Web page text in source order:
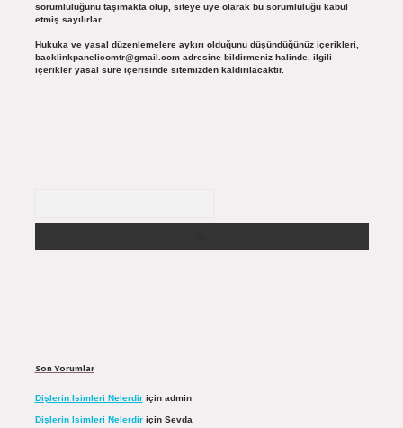
sorumluluğunu taşımakta olup, siteye üye olarak bu sorumluluğu kabul
etmiş sayılırlar.
Hukuka ve yasal düzenlemelere aykırı olduğunu düşündüğünüz içerikleri,
backlinkpanelicomtr@gmail.comadresine bildirmeniz halinde, ilgili
içerikler yasal süre içerisinde sitemizden kaldırılacaktır.
Son Yorumlar
Dişlerin Isimleri Nelerdiriçin admin
Dişlerin Isimleri Nelerdiriçin Sevda